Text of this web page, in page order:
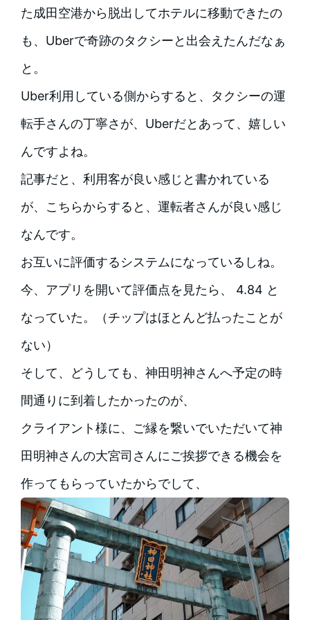
た成田空港から脱出してホテルに移動できたの
も、Uberで奇跡のタクシーと出会えたんだなぁ
と。
Uber利用している側からすると、タクシーの運
転手さんの丁寧さが、Uberだとあって、嬉しい
んですよね。
記事だと、利用客が良い感じと書かれている
が、こちらからすると、運転者さんが良い感じ
なんです。
お互いに評価するシステムになっているしね。
今、アプリを開いて評価点を見たら、 4.84 と
なっていた。（チップはほとんど払ったことが
ない）
そして、どうしても、神田明神さんへ予定の時
間通りに到着したかったのが、
クライアント様に、ご縁を繋いでいただいて神
田明神さんの大宮司さんにご挨拶できる機会を
作ってもらっていたからでして、